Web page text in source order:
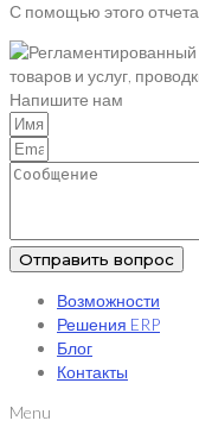
С помощью этого
Напишите нам
Отправить вопрос
Возможности
Решения ERP
Блог
Контакты
Menu